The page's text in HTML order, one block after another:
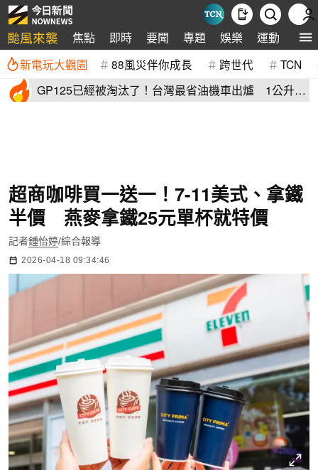
颱風來襲 焦點 即時 要聞 專題 娛樂 運動 全球
新電玩大觀園 88風災伴你成長 跨世代 TCN
GP125已經被淘汰了！台灣最省油機車出爐 1公升油
超商咖啡買一送一！7-11美式、拿鐵
半價 燕麥拿鐵25元單杯就特價
記者鍾怡婷/綜合報導
2026-04-18 09:34:46